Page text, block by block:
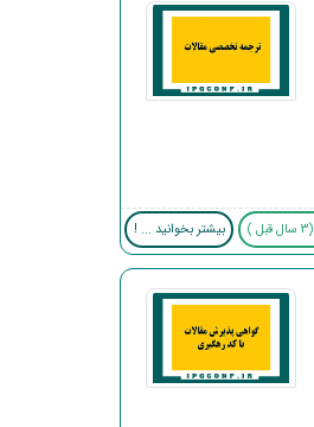
بیشتر بخوانید ... !